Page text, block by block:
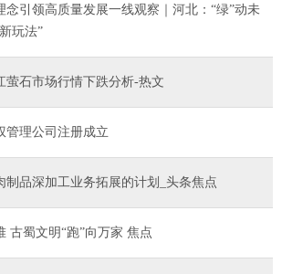
念引领高质量发展一线观察｜河北：“绿”动未
玩法”
萤石市场行情下跌分析-热文
管理公司注册成立
制品深加工业务拓展的计划_头条焦点
古蜀文明“跑”向万家 焦点